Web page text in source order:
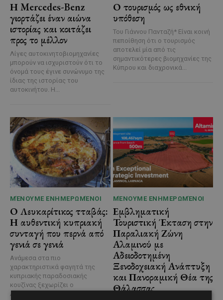
Η Mercedes-Benz
γιορτάζει έναν αιώνα
ιστορίας και κοιτάζει
προς το μέλλον
Λίγες αυτοκινητοβιομηχανίες
μπορούν να ισχυριστούν ότι το
όνομά τους έγινε συνώνυμο της
ίδιας της ιστορίας του
αυτοκινήτου. Η...
Ο τουρισμός ως εθνική
υπόθεση
Του Γιάννου Πανταζή* Είναι κοινή
πεποίθηση ότι ο τουρισμός
αποτελεί μία από τις
σημαντικότερες βιομηχανίες της
Κύπρου και διαχρονικά...
ΜΈΝΟΥΜΕ ΕΝΗΜΕΡΩΜΈΝΟΙ
Ο Λευκαρίτικος τταβάς:
Η αυθεντική κυπριακή
συνταγή που περνά από
γενιά σε γενιά
Ανάμεσα στα πιο
χαρακτηριστικά φαγητά της
κυπριακής παραδοσιακής
κουζίνας ξεχωρίζει ο
Λευκαρίτικος τταβάς, ένα
ΜΈΝΟΥΜΕ ΕΝΗΜΕΡΩΜΈΝΟΙ
Εμβληματική
Τουριστική Έκταση στην
Παραλιακή Ζώνη
Αλαμινού με
Αδειοδοτημένη
Ξενοδοχειακή Ανάπτυξη
και Πανοραμική Θέα της
Θάλασσας